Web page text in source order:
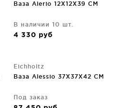
Ваза Alerio 12X12X39 CM
В наличии 10 шт.
4 330 руб
Eichholtz
Ваза Alessio 37X37X42 CM
Под заказ